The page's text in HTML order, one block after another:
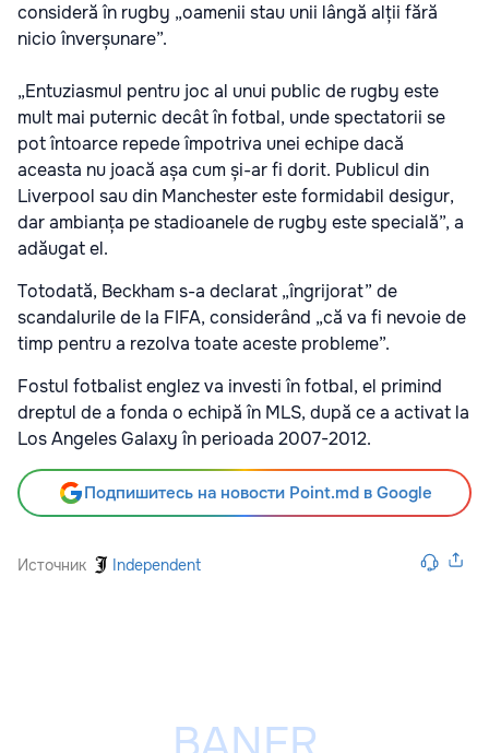
consideră în rugby „oamenii stau unii lângă alții fără
nicio înverșunare”.
„Entuziasmul pentru joc al unui public de rugby este
mult mai puternic decât în fotbal, unde spectatorii se
pot întoarce repede împotriva unei echipe dacă
aceasta nu joacă așa cum și-ar fi dorit. Publicul din
Liverpool sau din Manchester este formidabil desigur,
dar ambianța pe stadioanele de rugby este specială”, a
adăugat el.
Totodată, Beckham s-a declarat „îngrijorat” de
scandalurile de la FIFA, considerând „că va fi nevoie de
timp pentru a rezolva toate aceste probleme”.
Fostul fotbalist englez va investi în fotbal, el primind
dreptul de a fonda o echipă în MLS, după ce a activat la
Los Angeles Galaxy în perioada 2007-2012.
Подпишитесь на новости Point.md в Google
Источник Independent